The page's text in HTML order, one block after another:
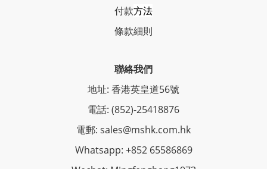
付款方法
條款細則
聯絡我們
地址: 香港英皇道56號
電話: (852)-25418876
電郵: sales@mshk.com.hk
Whatsapp: +852 65586869